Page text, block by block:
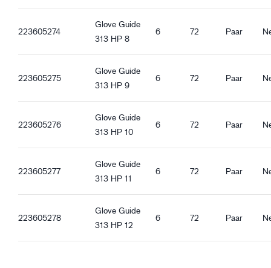
223605274
Glove Guide
313 HP 8
6 72 Paar
223605275
Glove Guide
313 HP 9
6 72 Paar
223605276
Glove Guide
313 HP 10
6 72 Paar
223605277
Glove Guide
313 HP 11
6 72 Paar
223605278
Glove Guide
313 HP 12
6 72 Paar